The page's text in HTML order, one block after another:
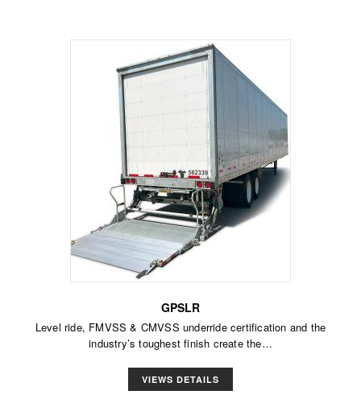
GPSLR
Level ride, FMVSS & CMVSS underride certification and the
industry’s toughest finish create the…
VIEWS DETAILS